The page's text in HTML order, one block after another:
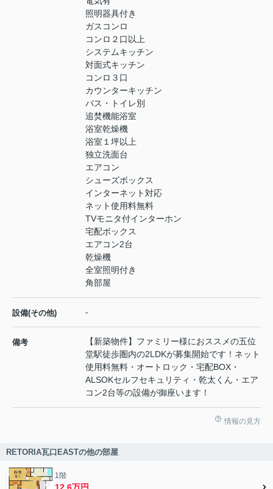
照明器具付き
ガスコンロ
コンロ２口以上
システムキッチン
対面式キッチン
コンロ３口
カウンターキッチン
バス・トイレ別
追焚機能浴室
浴室乾燥機
浴室１坪以上
独立洗面台
エアコン
シューズボックス
インターネット対応
ネット使用料無料
TVモニタ付インターホン
宅配ボックス
エアコン2台
乾燥機
全室照明付き
角部屋
設備(その他) -
備考
【新築物件】ファミリー様におススメの五位
堂駅徒歩圏内の2LDKが募集開始です！ネット
使用料無料・オートロック・宅配BOX・
ALSOKセルフセキュリティ・乾太くん・エア
コン2台等の設備が御座います！
情報の見方
RETORIA瓦口EASTの他の部屋
1階
12.6万円